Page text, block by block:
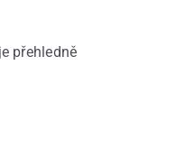
je přehledně